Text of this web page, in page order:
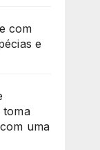
com
e
toma
uma